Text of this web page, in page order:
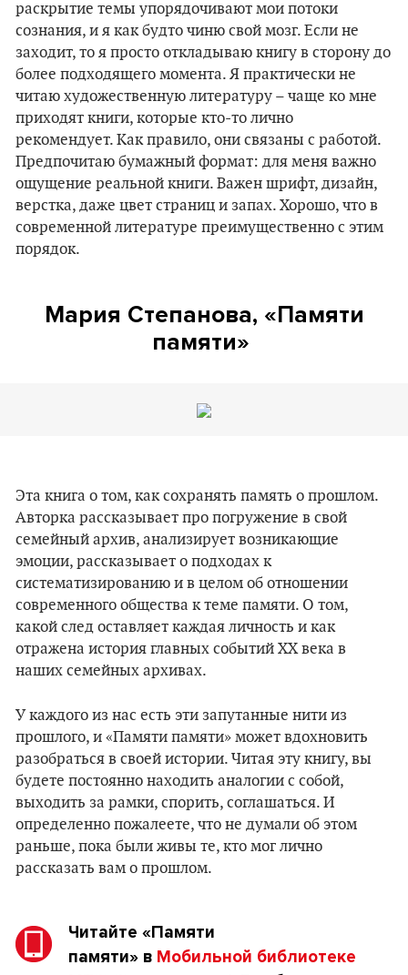
раскрытие темы упорядочивают мои потоки
сознания, и я как будто чиню свой мозг. Если не
заходит, то я просто откладываю книгу в сторону до
более подходящего момента. Я практически не
читаю художественную литературу – чаще ко мне
приходят книги, которые кто-то лично
рекомендует. Как правило, они связаны с работой.
Предпочитаю бумажный формат: для меня важно
ощущение реальной книги. Важен шрифт, дизайн,
верстка, даже цвет страниц и запах. Хорошо, что в
современной литературе преимущественно с этим
порядок.
Мария Степанова, «Памяти
памяти»
Эта книга о том, как сохранять память о прошлом.
Авторка рассказывает про погружение в свой
семейный архив, анализирует возникающие
эмоции, рассказывает о подходах к
систематизированию и в целом об отношении
современного общества к теме памяти. О том,
какой след оставляет каждая личность и как
отражена история главных событий XX века в
наших семейных архивах.
У каждого из нас есть эти запутанные нити из
прошлого, и «Памяти памяти» может вдохновить
разобраться в своей истории. Читая эту книгу, вы
будете постоянно находить аналогии с собой,
выходить за рамки, спорить, соглашаться. И
определенно пожалеете, что не думали об этом
раньше, пока были живы те, кто мог лично
рассказать вам о прошлом.
Читайте «Памяти
памяти» в Мобильной библиотеке